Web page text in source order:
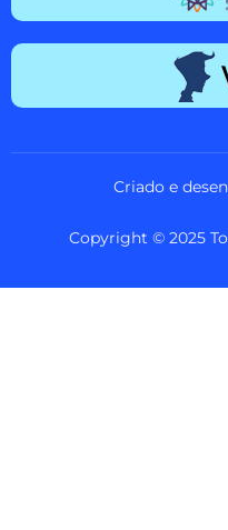
Criado e
Copyright © 2025